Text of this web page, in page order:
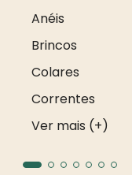
Anéis
Brincos
Colares
Correntes
Ver mais (+)